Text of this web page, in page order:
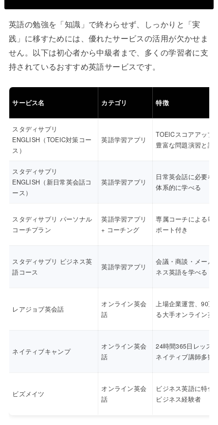
英語の勉強を「知識」で終わらせず、しっかりと「実
践」に移すためには、優れたサービスの活用が欠かせま
せん。以下は初心者から中級者まで、多くの学習者に支
持されているおすすめ英語サービスです。
サービス名 カテゴリ 特徴
スタディサプリ
ENGLISH（TOEIC対策コー
ス）
英語学習アプリ
TOEICスコアアップ
豊富な問題演習と講
スタディサプリ
ENGLISH（新日常英会話コ
ース）
英語学習アプリ
日常英会話に必要な
体系的に学べる
スタディサプリ パーソナル
コーチプラン
英語学習アプリ
+ コーチング
専属コーチによる毎
ポート付き
スタディサプリ ビジネス英
語コース
英語学習アプリ
会議・商談・メール
ネス英語を学べる
レアジョブ英会話
オンライン英会
話
上場企業運営、90万
る大手オンライン英
ネイティブキャンプ
オンライン英会
話
24時間365日レッス
ネイティブ講師多数
ビズメイツ
オンライン英会
話
ビジネス英語に特化
ビジネス経験者